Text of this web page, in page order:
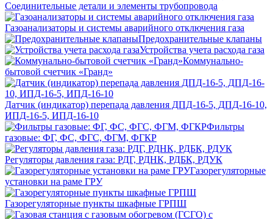
Соединительные детали и элементы трубопровода
Газоанализаторы и системы аварийного отключения газа
Предохранительные клапаны
Устройства учета расхода газа
Коммунально-
бытовой счетчик «Гранд»
Датчик (индикатор) перепада давления ДПД-16-5, ДПД-16-10,
ИПД-16-5, ИПД-16-10
Фильтры
газовые: ФГ, ФС, ФГС, ФГМ, ФГКР
Регуляторы давления газа: РДГ, РДНК, РДБК, РДУК
Газорегуляторные
установки на раме ГРУ
Газорегуляторные пункты шкафные ГРПШ